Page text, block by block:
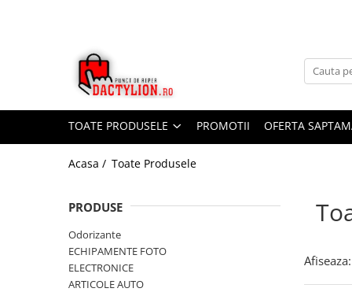
TOATE PRODUSELE PROMOTII OFERTA
Acasa / Toate Produsele
PRODUSE
Odorizante
ECHIPAMENTE FOTO
ELECTRONICE
ARTICOLE AUTO
Afiseaza: